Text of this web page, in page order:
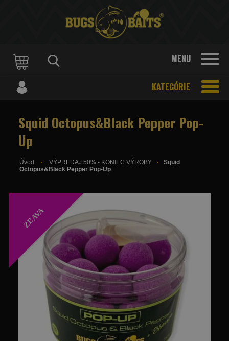
MENU
KATEGÓRIE
Squid Octopus&Black Pepper Pop-
Up
Úvod VÝPREDAJ 50% - KONIEC VÝROBY
Squid
Octopus&Black Pepper Pop-Up
ZĽAVA